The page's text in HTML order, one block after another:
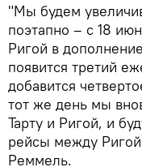
"Мы будем
поэтапно – с 18
Ригой в
появится третий
добавится
тот же день мы
Тарту и Ригой, и
рейсы между
Реммель.